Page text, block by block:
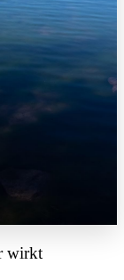
wirkt